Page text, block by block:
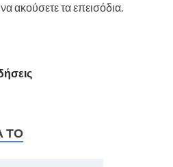
να ακούσετε τα επεισόδια.
ΤΟ